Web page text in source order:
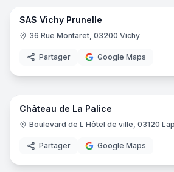
Confiserie
SAS Vichy Prunelle
36 Rue Montaret, 03200 Vichy
Partager Google Maps
Château
Château de La Palice
Boulevard de L Hôtel de ville, 03120
Partager Google Maps